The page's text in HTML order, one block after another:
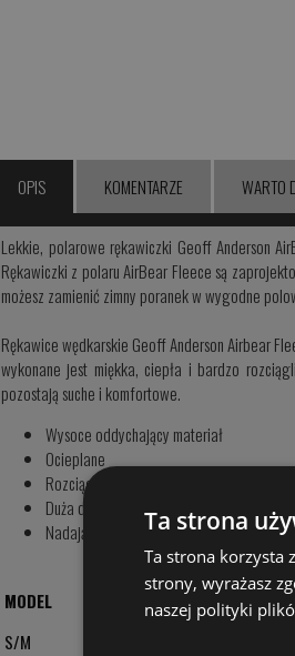
OPIS KOMENTARZE WARTO
Lekkie, polarowe rękawiczki Geoff Anderson
Rękawiczki z polaru AirBear Fleece są
możesz zamienić zimny poranek w wygodne
Rękawice wędkarskie Geoff Anderson Airbear
wykonane jest miękka, ciepła i bardzo
pozostają suche i komfortowe.
Wysoce oddychający materiał
Ocieplane
Rozciągliwe
Duża długość - dodatkowa ochrona
Nadają się do recyklingu
MODEL
S/M
Ta strona
Ta strona korzysta
strony, wyrażasz
naszej polityki